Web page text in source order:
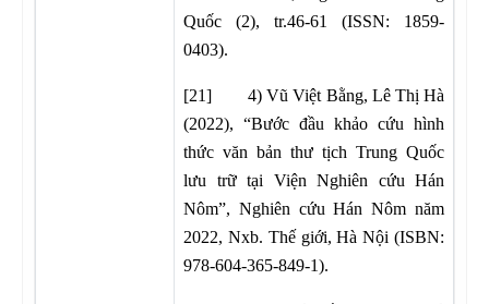
Quốc (2), tr.46-61 (ISSN: 1859-
0403).
[21] 4) Vũ Việt Bằng, Lê Thị Hà
(2022), “Bước đầu khảo cứu hình
thức văn bản thư tịch Trung Quốc
lưu trữ tại Viện Nghiên cứu Hán
Nôm”, Nghiên cứu Hán Nôm năm
2022, Nxb. Thế giới, Hà Nội (ISBN:
978-604-365-849-1).